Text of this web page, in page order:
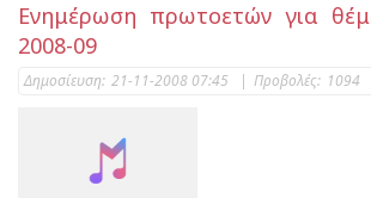
Ενημέρωση πρωτοετών για
2008-09
Δημοσίευση: 21-11-2008 07:45 | Προβολές: 1094